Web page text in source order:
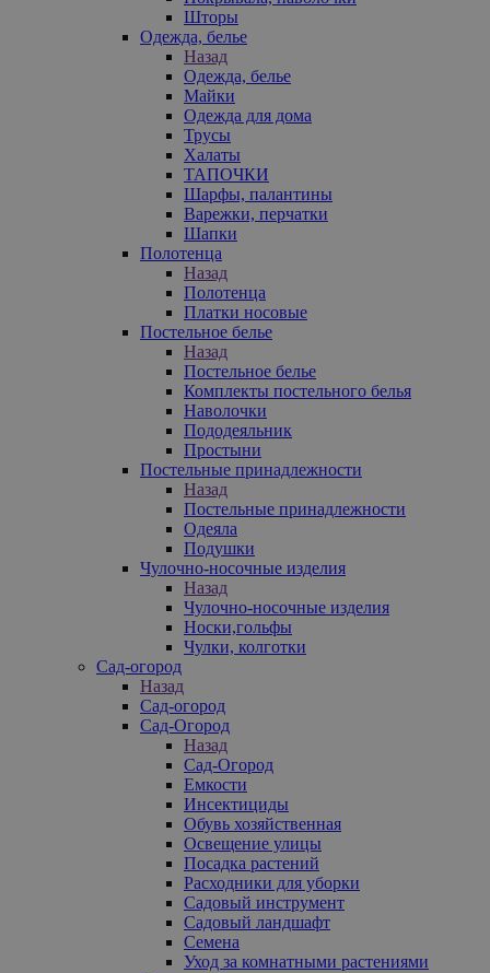
Шторы
Одежда, белье
Назад
Одежда, белье
Майки
Одежда для дома
Трусы
Халаты
ТАПОЧКИ
Шарфы, палантины
Варежки, перчатки
Шапки
Полотенца
Назад
Полотенца
Платки носовые
Постельное белье
Назад
Постельное белье
Комплекты постельного белья
Наволочки
Пододеяльник
Простыни
Постельные принадлежности
Назад
Постельные принадлежности
Одеяла
Подушки
Чулочно-носочные изделия
Назад
Чулочно-носочные изделия
Носки,гольфы
Чулки, колготки
Сад-огород
Назад
Сад-огород
Сад-Огород
Назад
Сад-Огород
Емкости
Инсектициды
Обувь хозяйственная
Освещение улицы
Посадка растений
Расходники для уборки
Садовый инструмент
Садовый ландшафт
Семена
Уход за комнатными растениями